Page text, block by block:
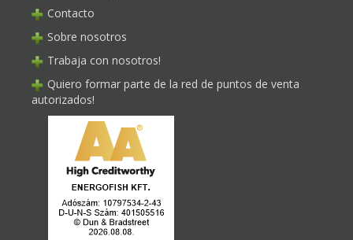
Contacto
Sobre nosotros
Trabaja con nosotros!
Quiero formar parte de la red de puntos de venta
autorizados!